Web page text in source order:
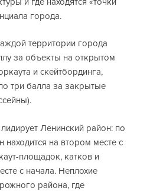
города.
территории города
за объекты на открытом
и скейтбординга,
три балла за закрытые
Ленинский район: по
находится на втором месте с
площадок, катков и
с начала. Неплохие
района, где